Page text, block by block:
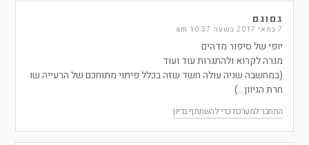
גםוגם
7 במאי 2017 בשעה 10:37 am
יופי של סיפור מדהים
מגרה לקרוא ולהתגרות עוד ועוד
(במחשבה שניה עולה חשד שזה בכלל פיתוי מתוחכם של הרעייה שו
חרת הגיוון…)
התחבר למערכת כדי להשתתף בדיון